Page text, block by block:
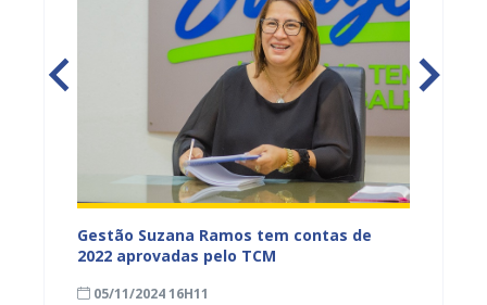
Gestão Suzana Ramos tem contas de
2022 aprovadas pelo TCM
05/11/2024 16H11